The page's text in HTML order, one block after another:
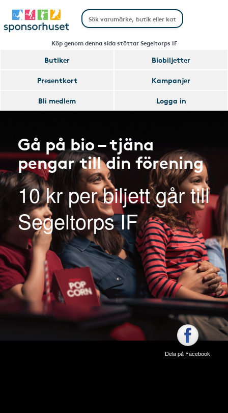
Köp genom denna sida stöttar Segeltorps IF
Butiker
Biobiljetter
Presentkort
Kampanjer
Bli medlem
Logga in
Gå på bio – tjäna
pengar till din förening
10 kr per biljett går till
Segeltorps IF
Dela på Facebook